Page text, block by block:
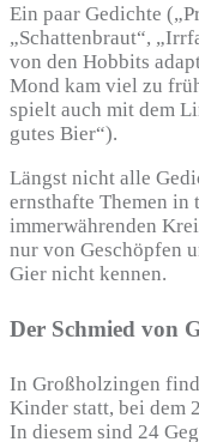
Ein paar Gedichte
„Schattenbraut“,
von den Hobbits
Mond kam viel zu
spielt auch mit dem
gutes Bier“).
Längst nicht alle
ernsthafte Themen in
immerwährenden
nur von Geschöpfen
Gier nicht kennen.
Der Schmied von
In Großholzingen
Kinder statt, bei dem
In diesem sind 24